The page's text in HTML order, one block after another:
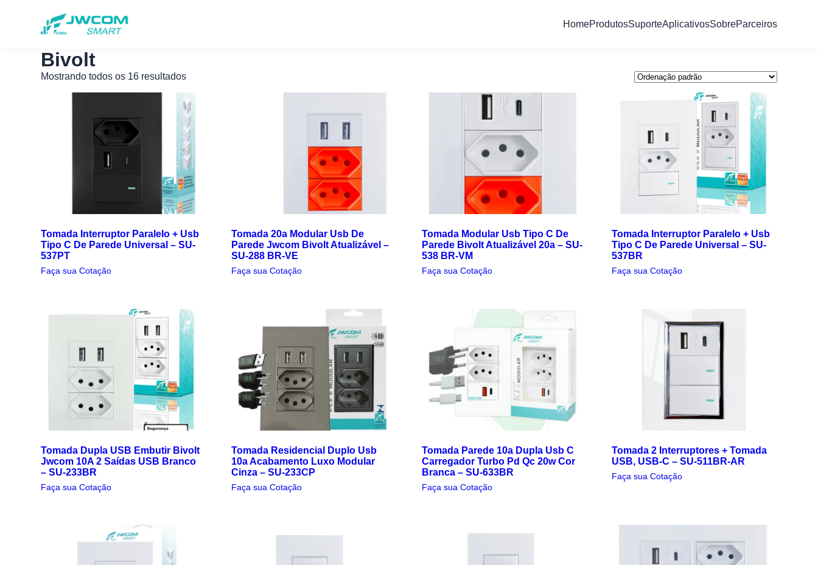
HomeProdutosSuporteAplicativosSobreParceiros
Bivolt
Mostrando todos os 16 resultados
Tomada Interruptor Paralelo + Usb
Tipo C De Parede Universal – SU-
537PT
Faça sua Cotação
Tomada 20a Modular Usb De
Parede Jwcom Bivolt Atualizável –
SU-288 BR-VE
Faça sua Cotação
Tomada Modular Usb Tipo C De
Parede Bivolt Atualizável 20a – SU-
538 BR-VM
Faça sua Cotação
Tomada Interruptor Paralelo + Usb
Tipo C De Parede Universal – SU-
537BR
Faça sua Cotação
Tomada Dupla USB Embutir Bivolt
Jwcom 10A 2 Saídas USB Branco
– SU-233BR
Faça sua Cotação
Tomada Residencial Duplo Usb
10a Acabamento Luxo Modular
Cinza – SU-233CP
Faça sua Cotação
Tomada Parede 10a Dupla Usb C
Carregador Turbo Pd Qc 20w Cor
Branca – SU-633BR
Faça sua Cotação
Tomada 2 Interruptores + Tomada
USB, USB-C – SU-511BR-AR
Faça sua Cotação